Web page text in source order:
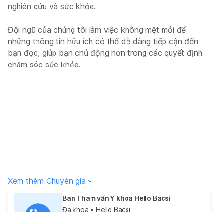
nghiên cứu và sức khỏe.
Đội ngũ của chúng tôi làm việc không mệt mỏi để
những thông tin hữu ích có thể dễ dàng tiếp cận đến
bạn đọc, giúp bạn chủ động hơn trong các quyết định
chăm sóc sức khỏe.
Xem thêm Chuyên gia
Ban Tham vấn Y khoa Hello Bacsi
Đa khoa • Hello Bacsi